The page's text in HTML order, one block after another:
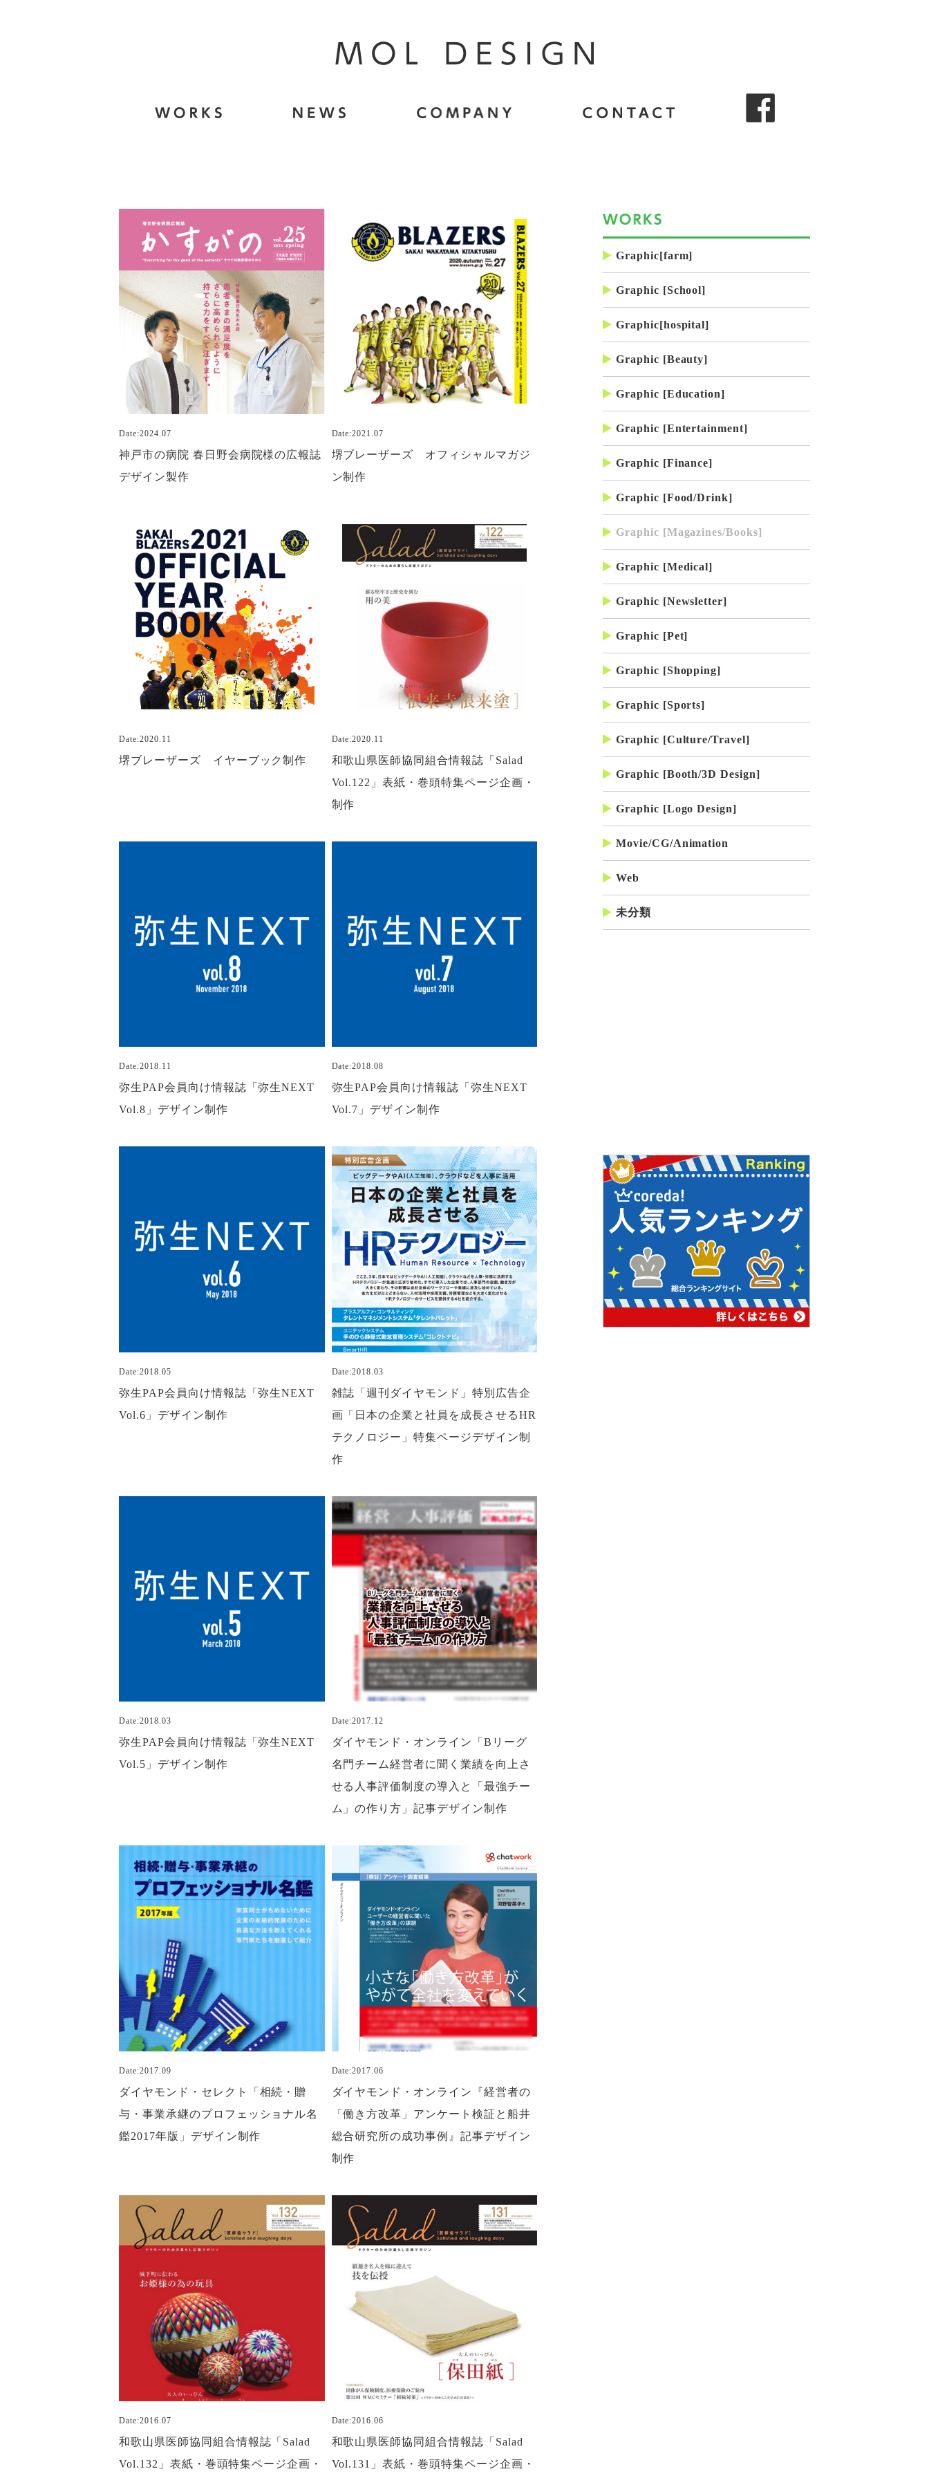
Date:2024.07
神戸市の病院 春日野会病院様の広報誌
デザイン製作
Date:2021.07
堺ブレーザーズ オフィシャルマガジ
ン制作
Date:2020.11
堺ブレーザーズ イヤーブック制作
Date:2020.11
和歌山県医師協同組合情報誌「Salad
Vol.122」表紙・巻頭特集ページ企画・
制作
Date:2018.11
弥生PAP会員向け情報誌「弥生NEXT
Vol.8」デザイン制作
Date:2018.08
弥生PAP会員向け情報誌「弥生NEXT
Vol.7」デザイン制作
Date:2018.05
弥生PAP会員向け情報誌「弥生NEXT
Vol.6」デザイン制作
Date:2018.03
雑誌「週刊ダイヤモンド」特別広告企
画「日本の企業と社員を成長させるHR
テクノロジー」特集ページデザイン制
作
Date:2018.03
弥生PAP会員向け情報誌「弥生NEXT
Vol.5」デザイン制作
Date:2017.12
ダイヤモンド・オンライン「Bリーグ
名門チーム経営者に聞く業績を向上さ
せる人事評価制度の導入と「最強チー
ム」の作り方」記事デザイン制作
Date:2017.09
ダイヤモンド・セレクト「相続・贈
与・事業承継のプロフェッショナル名
鑑2017年版」デザイン制作
Date:2017.06
ダイヤモンド・オンライン『経営者の
「働き方改革」アンケート検証と船井
総合研究所の成功事例』記事デザイン
制作
Date:2016.07
和歌山県医師協同組合情報誌「Salad
Vol.132」表紙・巻頭特集ページ企画・
Date:2016.06
和歌山県医師協同組合情報誌「Salad
Vol.131」表紙・巻頭特集ページ企画・
Graphic[farm]
Graphic [School]
Graphic[hospital]
Graphic [Beauty]
Graphic [Education]
Graphic [Entertainment]
Graphic [Finance]
Graphic [Food/Drink]
Graphic [Magazines/Books]
Graphic [Medical]
Graphic [Newsletter]
Graphic [Pet]
Graphic [Shopping]
Graphic [Sports]
Graphic [Culture/Travel]
Graphic [Booth/3D Design]
Graphic [Logo Design]
Movie/CG/Animation
Web
未分類